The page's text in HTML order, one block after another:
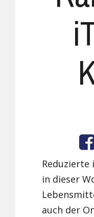
Reduzierte
in dieser
auch der